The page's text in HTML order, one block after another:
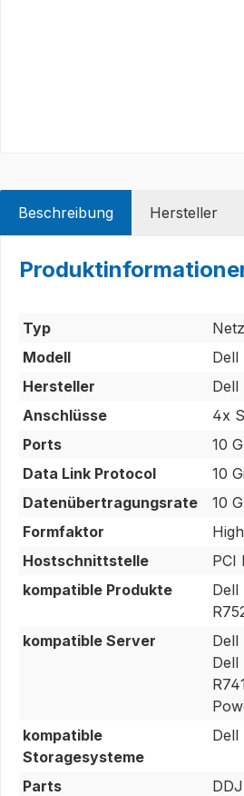
Beschreibung Hersteller
Typ
Modell
Dell
Hersteller
Dell
Anschlüsse
4x
Ports
10
Data Link Protocol
10
Datenübertragungsrate
10
Formfaktor
Hostschnittstelle
PCI
kompatible Produkte
Dell
kompatible Server
Dell
Dell
kompatible
Storagesysteme
Dell
Parts